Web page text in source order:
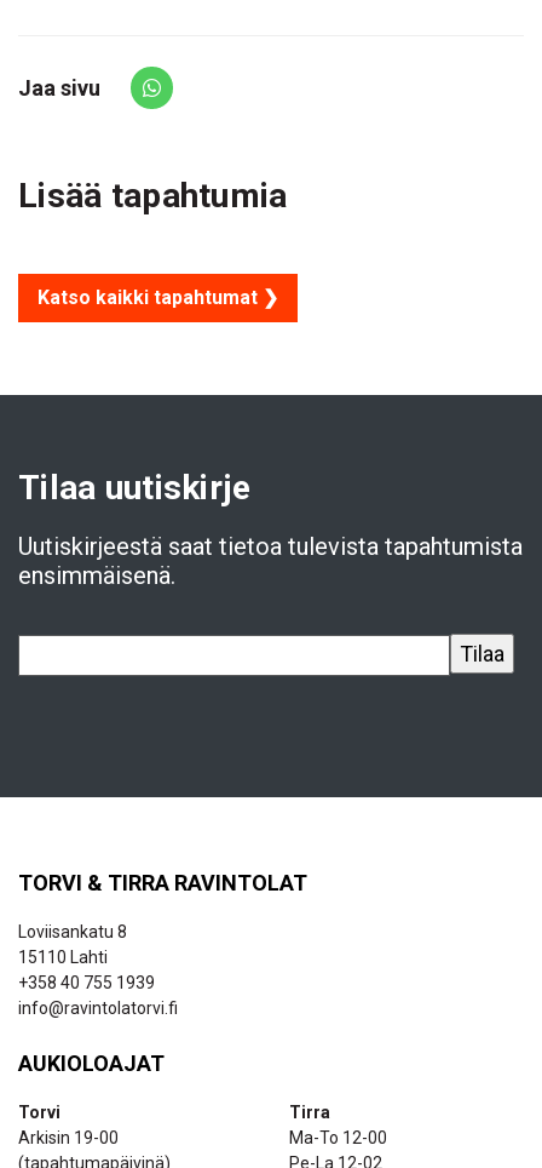
Jaa sivu
Share via Whatsapp
Lisää tapahtumia
Katso kaikki tapahtumat ❯
Tilaa uutiskirje
Uutiskirjeestä saat tietoa tulevista tapahtumista
ensimmäisenä.
TORVI & TIRRA RAVINTOLAT
Loviisankatu 8
15110 Lahti
+358 40 755 1939
info@ravintolatorvi.fi
AUKIOLOAJAT
Torvi
Arkisin 19-00
(tapahtumapäivinä)
Tirra
Ma-To 12-00
Pe-La 12-02